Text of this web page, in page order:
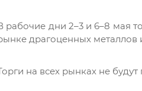
рабочие дни 2–3 и 6–8 мая
драгоценных металлов
на всех рынках не будут